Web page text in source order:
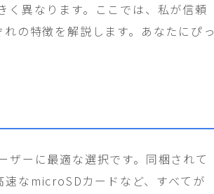
く異なります。ここでは、私が信頼
の特徴を解説します。あなたにぴっ
ザーに最適な選択です。同梱されて
なmicroSDカードなど、すべてが